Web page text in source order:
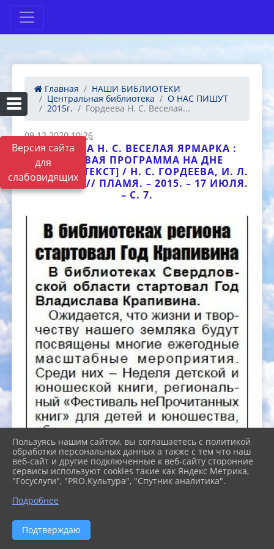
Версия сайта
для
слабовидящих
Главная
НАШИ БИБЛИОТЕКИ
Центральная библиотека
О НАС ПИШУТ
2015г.
Гордеева Н. С. Веселая...
09.12.2020 10:26
ГОРДЕЕВА Н. С. ВЕСЕЛАЯ ЯРМАРКА :
[ИГРОВАЯ ПРОГРАММА НА ДНЕ
РАЙОНА] [ТЕКСТ] / Н. С. ГОРДЕЕВА, И. Л.
КАВКАЕВА // ПЛАМЯ. – 2015. – 17 ИЮЛЯ.
– С. 7.
Пользуясь нашим сайтом, вы соглашаетесь с политикой
обработки персональных данных а также с тем что наш
веб-сайт и другие подключенные к веб-сайту сторонние
сервисы используют cookies такие как Яндекс Метрика,
"Госуслуги", "PRO.Культура", "Спутник аналитика".
Подробнее
Подтверждаю